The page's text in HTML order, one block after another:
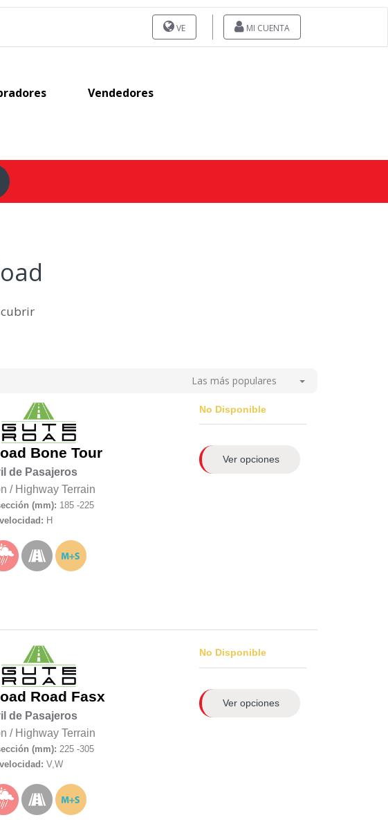
VE MI CUENTA
Vendedores
Las más populares
Bone Tour
de Pasajeros
/ Highway Terrain
(mm): 185 -225
H
No Disponible
Ver opciones
Road Fasx
de Pasajeros
/ Highway Terrain
(mm): 225 -305
V,W
No Disponible
Ver opciones